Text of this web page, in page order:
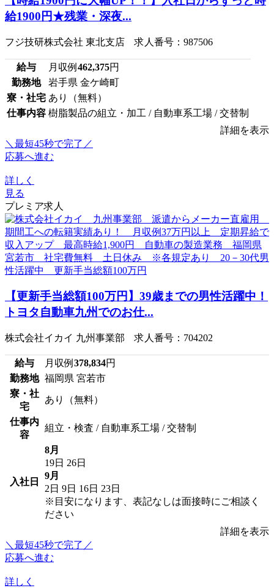
給1900円★残業・深夜...
フジ技研株式会社 東北支店 求人番号：987506
給与 月収例 462,375円
勤務地
岩手県 金ケ崎町
寮・社宅 あり（無料）
仕事内容 樹脂製品の組立・加工 / 自動車系工場 / 交替制
詳細を表示
＼最短45秒で完了／
応募へ進む
詳しく
見る
プレミア求人
【更新手当総額100万円】39歳までの男性活躍中！
トヨタ自動車九州でのお仕...
株式会社イカイ 九州事業部 求人番号：704202
給与 月収例 378,834円
勤務地 福岡県 宮若市
寮・社
宅
あり（無料）
仕事内
容
組立・検査 / 自動車系工場 / 交替制
入社日
8月
19日 26日
9月
2日 9日 16日 23日
※目安になります、表記なしは面接時にご相談く
ださい
詳細を表示
＼最短45秒で完了／
応募へ進む
詳しく